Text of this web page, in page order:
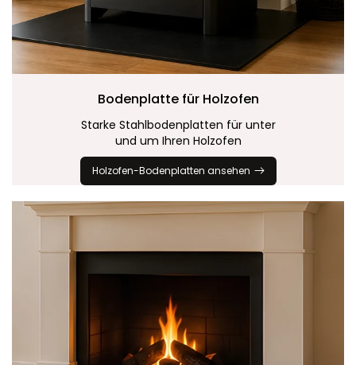
Bodenplatte fürHolzofen
Starke Stahlbodenplatten für unter
und um Ihren Holzofen
Holzofen-Bodenplatten ansehen